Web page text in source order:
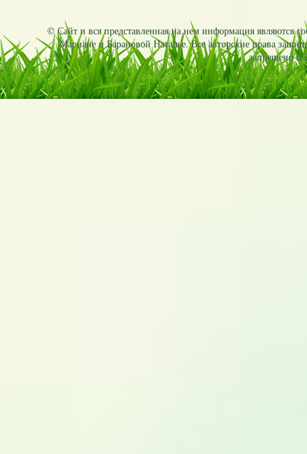
© Сайт и вся представленная на нем информация являются
Мариане и Барановой Наталье. Все авторские права
запрещено и